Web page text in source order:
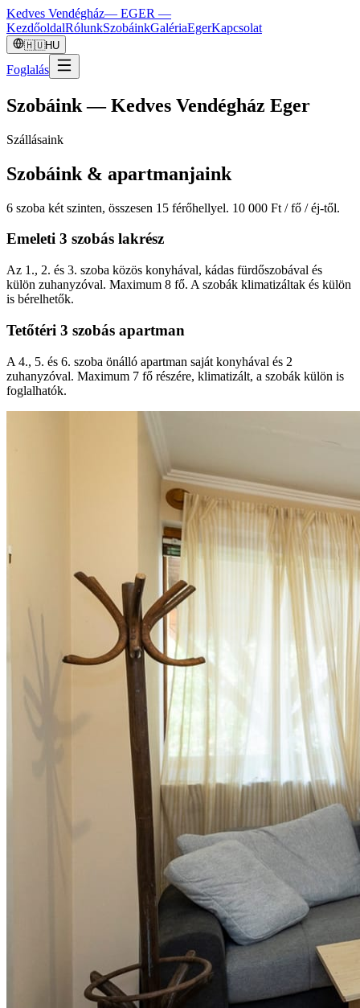
Kedves Vendégház— EGER —
KezdőoldalRólunkSzobáinkGalériaEgerKapcsolat
🇭🇺HU
Foglalás
Szobáink — Kedves Vendégház Eger
Szállásaink
Szobáink & apartmanjaink
6 szoba két szinten, összesen 15 férőhellyel. 10 000 Ft / fő / éj-től.
Emeleti 3 szobás lakrész
Az 1., 2. és 3. szoba közös konyhával, kádas fürdőszobával és
külön zuhanyzóval. Maximum 8 fő. A szobák klimatizáltak és külön
is bérelhetők.
Tetőtéri 3 szobás apartman
A 4., 5. és 6. szoba önálló apartman saját konyhával és 2
zuhanyzóval. Maximum 7 fő részére, klimatizált, a szobák külön is
foglalhatók.